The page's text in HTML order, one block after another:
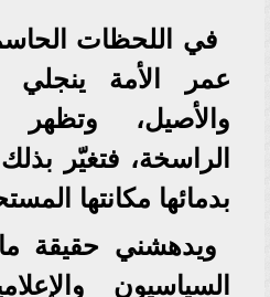
في اللحظات
عمر الأمة ينجلي
والأصيل، وتظهر
الراسخة، فتغيّر
بدمائها مكانتها
ويدهشني حقيقة
السياسيون